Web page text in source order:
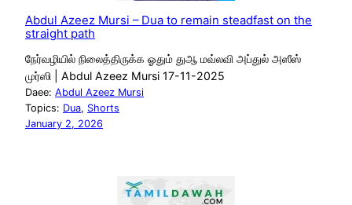
Abdul Azeez Mursi – Dua to remain steadfast on the
straight path
நேர்வழியில் நிலைத்திருக்க ஓதும் துஆ மவ்லவி அப்துல் அஸீஸ்
முர்ஸி | Abdul Azeez Mursi 17-11-2025
Daee: Abdul Azeez Mursi
Topics: Dua, Shorts
January 2, 2026